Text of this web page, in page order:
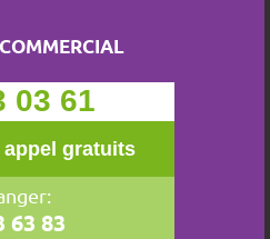
03 61
appel gratuits
63 83